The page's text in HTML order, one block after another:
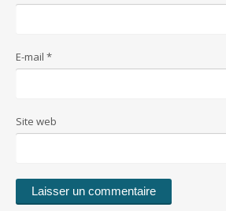
E-mail *
Site web